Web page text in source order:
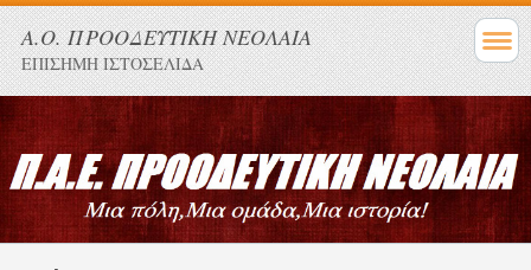
Α.Ο. ΠΡΟΟΔΕΥΤΙΚΗ ΝΕΟΛΑΙΑ
ΕΠΙΣΗΜΗ ΙΣΤΟΣΕΛΙΔΑ